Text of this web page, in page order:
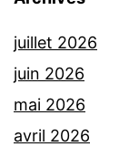
juillet 2026
juin 2026
mai 2026
avril 2026